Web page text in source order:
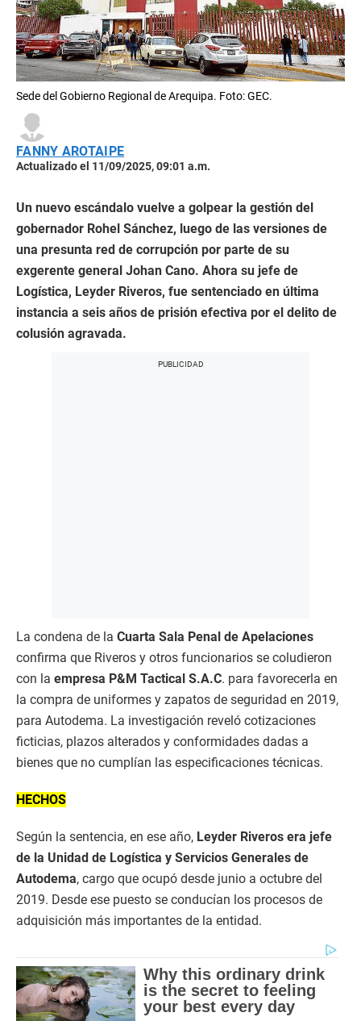
Sede del Gobierno Regional de Arequipa. Foto: GEC.
FANNY AROTAIPE
Actualizado el 11/09/2025, 09:01 a.m.
Un nuevo escándalo vuelve a golpear la gestión del
gobernador Rohel Sánchez, luego de las versiones de
una presunta red de corrupción por parte de su
exgerente general Johan Cano. Ahora su jefe de
Logística, Leyder Riveros, fue sentenciado en última
instancia a seis años de prisión efectiva por el delito de
colusión agravada.
La condena de la Cuarta Sala Penal de Apelaciones
confirma que Riveros y otros funcionarios se coludieron
con la empresa P&M Tactical S.A.C. para favorecerla en
la compra de uniformes y zapatos de seguridad en 2019,
para Autodema. La investigación reveló cotizaciones
ficticias, plazos alterados y conformidades dadas a
bienes que no cumplían las especificaciones técnicas.
HECHOS
Según la sentencia, en ese año, Leyder Riveros era jefe
de la Unidad de Logística y Servicios Generales de
Autodema, cargo que ocupó desde junio a octubre del
2019. Desde ese puesto se conducían los procesos de
adquisición más importantes de la entidad.